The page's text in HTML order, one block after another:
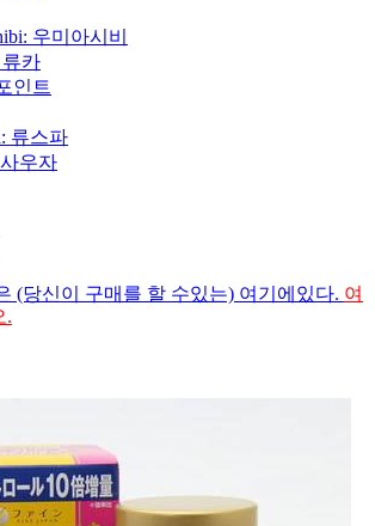
우미아시비
류카
인트
류스파
사우자
(당신이 구매를 할 수있는) 여기에있다. 여
.